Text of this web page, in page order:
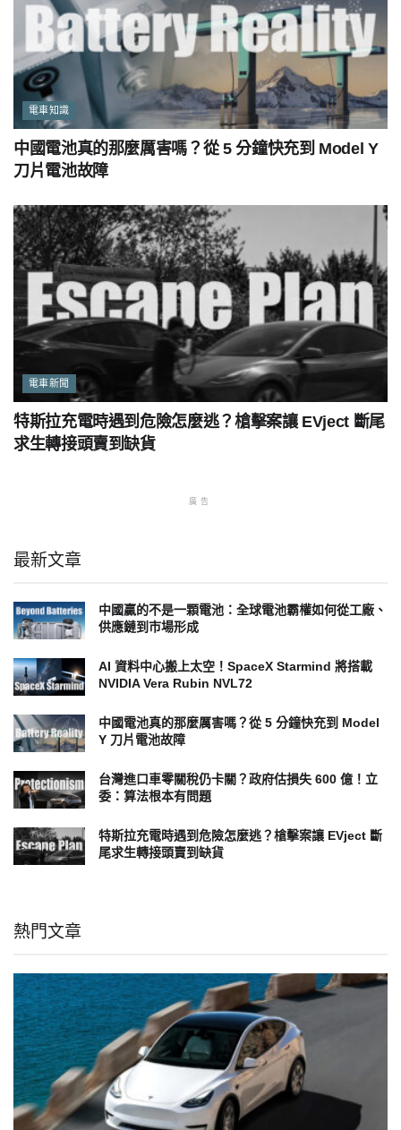
電車知識
中國電池真的那麼厲害嗎？從 5 分鐘快充到 Model Y
刀片電池故障
電車新聞
特斯拉充電時遇到危險怎麼逃？槍擊案讓 EVject 斷尾
求生轉接頭賣到缺貨
廣告
最新文章
中國贏的不是一顆電池：全球電池霸權如何從工廠、
供應鏈到市場形成
AI 資料中心搬上太空！SpaceX Starmind 將搭載
NVIDIA Vera Rubin NVL72
中國電池真的那麼厲害嗎？從 5 分鐘快充到 Model
Y 刀片電池故障
台灣進口車零關稅仍卡關？政府估損失 600 億！立
委：算法根本有問題
特斯拉充電時遇到危險怎麼逃？槍擊案讓 EVject 斷
尾求生轉接頭賣到缺貨
熱門文章